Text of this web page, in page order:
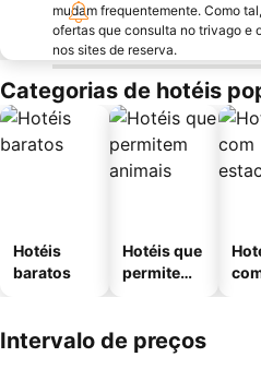
mudam frequentemente. Como
ofertas que consulta no trivago e
nos sites de reserva.
Categorias de hotéis
Hotéis
baratos
Hotéis que
permitem
Intervalo de preços